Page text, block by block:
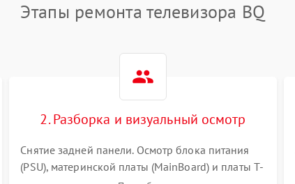
Этапы ремонта телевизора BQ
2. Разборка и визуальный осмотр
Снятие задней панели. Осмотр блока питания
(PSU), материнской платы (MainBoard) и платы T-